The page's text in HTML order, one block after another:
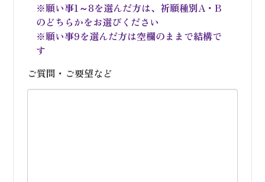
※願い事1～8を選んだ方は、祈願種別A・B
のどちらかをお選びください
※願い事9を選んだ方は空欄のままで結構で
す
ご質問・ご要望など